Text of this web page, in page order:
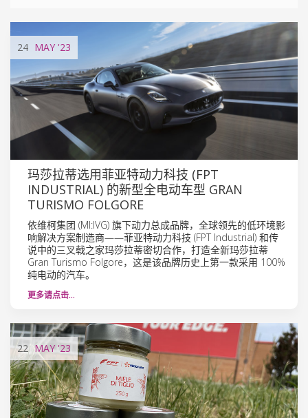
24 MAY '23
玛莎拉蒂选用菲亚特动力科技 (FPT
INDUSTRIAL) 的新型全电动车型 GRAN
TURISMO FOLGORE
依维柯集团 (MI:IVG) 旗下动力总成品牌，全球领先的低环境影
响解决方案制造商——菲亚特动力科技 (FPT Industrial) 和传
说中的三叉戟之家玛莎拉蒂密切合作，打造全新玛莎拉蒂
Gran Turismo Folgore，这是该品牌历史上第一款采用 100%
纯电动的汽车。
更多请点击…
22 MAY'23